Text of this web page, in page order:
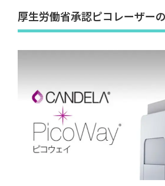
厚生労働省承認ピコレーザー